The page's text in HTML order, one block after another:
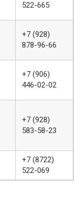
522-665
+7 (928)
878-96-66
+7 (906)
446-02-02
+7 (928)
583-58-23
+7 (8722)
522-069